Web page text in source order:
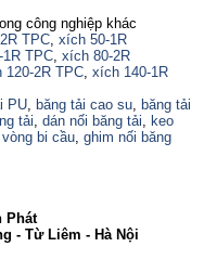
công nghiệp khác
TPC, xích 50-1R
TPC, xích 80-2R
120-2R TPC, xích 140-1R
PU, băng tải cao su, băng tải
tải, dán nối băng tải, keo
vòng bi cầu, ghim nối băng
Phát
- Từ Liêm - Hà Nội